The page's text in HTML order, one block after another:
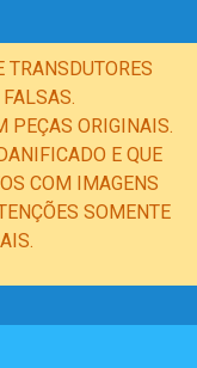
TRANSDUTORES
PEÇAS ORIGINAIS.
E QUE
COM IMAGENS
SOMENTE